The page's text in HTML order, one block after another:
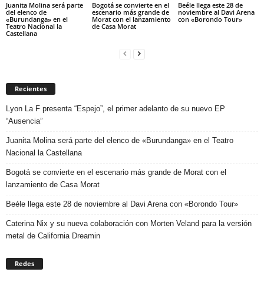
Juanita Molina será parte
del elenco de
«Burundanga» en el
Teatro Nacional la
Castellana
Bogotá se convierte en el
escenario más grande de
Morat con el lanzamiento
de Casa Morat
Beéle llega este 28 de
noviembre al Davi Arena
con «Borondo Tour»
Recientes
Lyon La F presenta “Espejo”, el primer adelanto de su nuevo EP
“Ausencia”
Juanita Molina será parte del elenco de «Burundanga» en el Teatro
Nacional la Castellana
Bogotá se convierte en el escenario más grande de Morat con el
lanzamiento de Casa Morat
Beéle llega este 28 de noviembre al Davi Arena con «Borondo Tour»
Caterina Nix y su nueva colaboración con Morten Veland para la versión
metal de California Dreamin
Redes